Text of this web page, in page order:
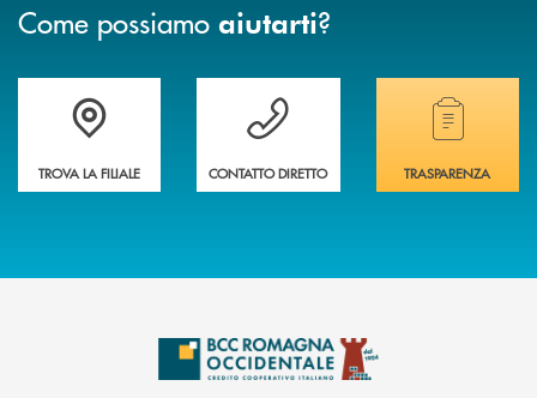
Come possiamo aiutarti?
Accedi all' elenco completo delle filiali della banca.
TROVA LA FILIALE
Hai bisogno di assistenza immediata?
CONTATTO DIRETTO
Hai bisogno di
TRASPARENZA